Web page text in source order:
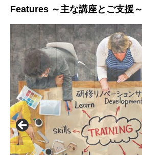
Features ～主な講座とご支援～